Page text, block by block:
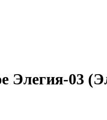
Элегия-03